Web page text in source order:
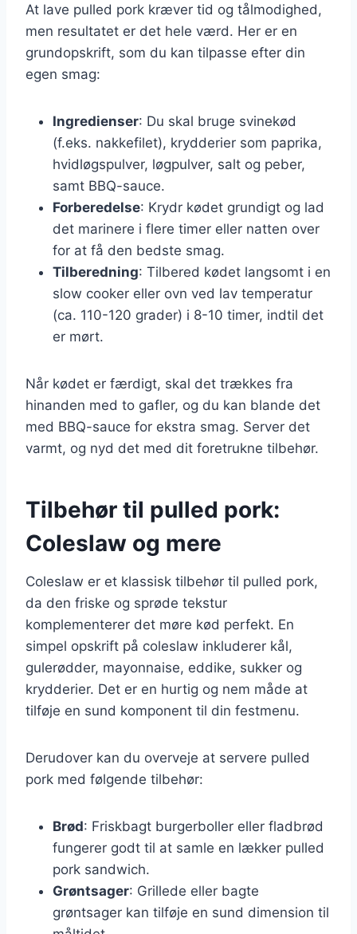
At lave pulled pork kræver tid og tålmodighed,
men resultatet er det hele værd. Her er en
grundopskrift, som du kan tilpasse efter din
egen smag:
Ingredienser: Du skal bruge svinekød
(f.eks. nakkefilet), krydderier som paprika,
hvidløgspulver, løgpulver, salt og peber,
samt BBQ-sauce.
Forberedelse: Krydr kødet grundigt og lad
det marinere i flere timer eller natten over
for at få den bedste smag.
Tilberedning: Tilbered kødet langsomt i en
slow cooker eller ovn ved lav temperatur
(ca. 110-120 grader) i 8-10 timer, indtil det
er mørt.
Når kødet er færdigt, skal det trækkes fra
hinanden med to gafler, og du kan blande det
med BBQ-sauce for ekstra smag. Server det
varmt, og nyd det med dit foretrukne tilbehør.
Tilbehør til pulled pork:
Coleslaw og mere
Coleslaw er et klassisk tilbehør til pulled pork,
da den friske og sprøde tekstur
komplementerer det møre kød perfekt. En
simpel opskrift på coleslaw inkluderer kål,
gulerødder, mayonnaise, eddike, sukker og
krydderier. Det er en hurtig og nem måde at
tilføje en sund komponent til din festmenu.
Derudover kan du overveje at servere pulled
pork med følgende tilbehør:
Brød: Friskbagt burgerboller eller fladbrød
fungerer godt til at samle en lækker pulled
pork sandwich.
Grøntsager: Grillede eller bagte
grøntsager kan tilføje en sund dimension til